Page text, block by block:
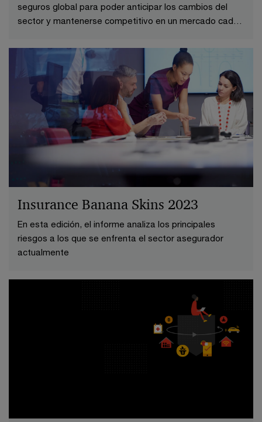
seguros global para poder anticipar los cambios del
sector y mantenerse competitivo en un mercado cada
Insurance Banana Skins 2023
En esta edición, el informe analiza los principales
riesgos a los que se enfrenta el sector asegurador
actualmente